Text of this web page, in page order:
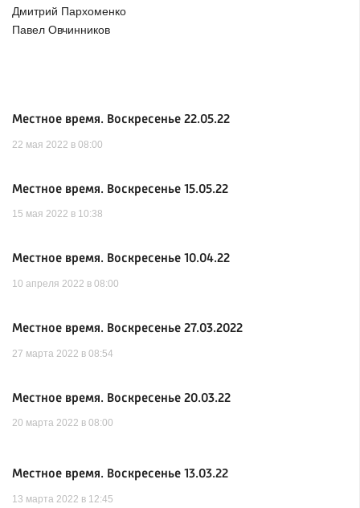
Дмитрий Пархоменко
Павел Овчинников
Местное время. Воскресенье 22.05.22
22 мая 2022 в 08:00
Местное время. Воскресенье 15.05.22
15 мая 2022 в 10:38
Местное время. Воскресенье 10.04.22
10 апреля 2022 в 08:00
Местное время. Воскресенье 27.03.2022
27 марта 2022 в 08:54
Местное время. Воскресенье 20.03.22
20 марта 2022 в 08:00
Местное время. Воскресенье 13.03.22
13 марта 2022 в 12:45